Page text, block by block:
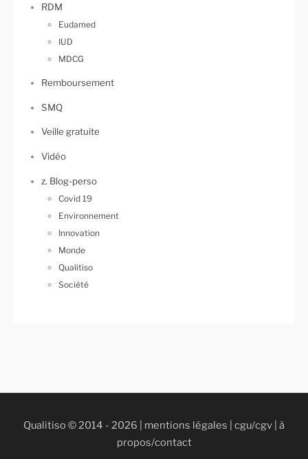
RDM
Eudamed
IUD
MDCG
Remboursement
SMQ
Veille gratuite
Vidéo
z. Blog-perso
Covid 19
Environnement
Innovation
Monde
Qualitiso
Société
Qualitiso © 2014 - 2026 | mentions légales cgu/cgv à
propos/contact